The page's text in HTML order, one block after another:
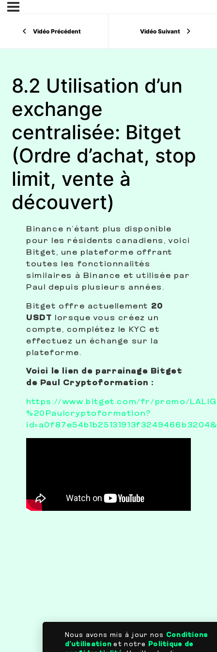
Vidéo Précédent Vidéo Suivant
8.2 Utilisation d’un
exchange
centralisée: Bitget
(Ordre d’achat, stop
limit, vente à
découvert)
Binance n’étant plus disponible
pour les résidents canadiens, voici
Bitget, une plateforme offrant
toutes les fonctionnalités
similaires à Binance et utilisée par
Paul depuis plusieurs années.
Bitget offre actuellement 20
USDT lorsque vous créez un
compte, complétez le KYC et
effectuez un échange sur la
plateforme.
Voici le lien de parrainage Bitget
de Paul Cryptoformation :
https://www.bitget.com/fr/promo/
%20Paulcryptoformation?
Nous avons mis à jour nos Conditions
d’utilisation et notre
Politique de